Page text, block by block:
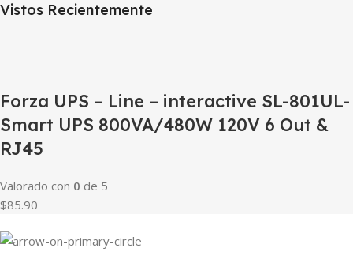
Vistos Recientemente
Forza UPS – Line – interactive SL-801UL-
Smart UPS 800VA/480W 120V 6 Out &
RJ45
Valorado con 0 de 5
$85.90